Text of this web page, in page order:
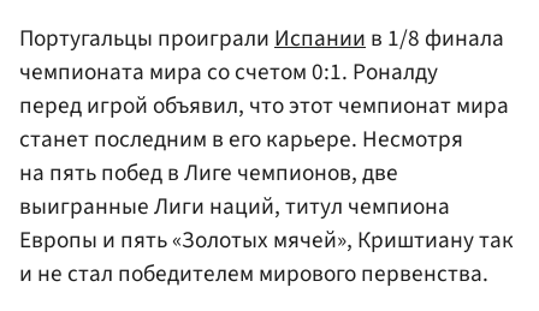
Португальцы проиграли Испании в 1/8 финала
чемпионата мира со счетом 0:1. Роналду
перед игрой объявил, что этот чемпионат мира
станет последним в его карьере. Несмотря
на пять побед в Лиге чемпионов, две
выигранные Лиги наций, титул чемпиона
Европы и пять «Золотых мячей», Криштиану так
и не стал победителем мирового первенства.